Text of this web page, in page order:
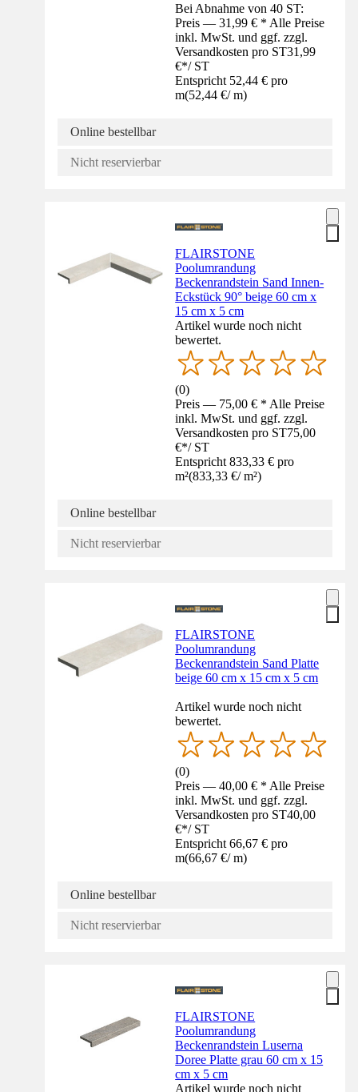
Bei Abnahme von 40 ST:
Preis — 31,99 € * Alle Preise
inkl. MwSt. und ggf. zzgl.
Versandkosten pro ST31,99
€*/ ST
Entspricht 52,44 € pro
m(52,44 €/ m)
Online bestellbar
Nicht reservierbar
FLAIRSTONE
Poolumrandung
Beckenrandstein Sand Innen-
Eckstück 90° beige 60 cm x
15 cm x 5 cm
Artikel wurde noch nicht
bewertet.
(0)
Preis — 75,00 € * Alle Preise
inkl. MwSt. und ggf. zzgl.
Versandkosten pro ST75,00
€*/ ST
Entspricht 833,33 € pro
m²(833,33 €/ m²)
Online bestellbar
Nicht reservierbar
FLAIRSTONE
Poolumrandung
Beckenrandstein Sand Platte
beige 60 cm x 15 cm x 5 cm
Artikel wurde noch nicht
bewertet.
(0)
Preis — 40,00 € * Alle Preise
inkl. MwSt. und ggf. zzgl.
Versandkosten pro ST40,00
€*/ ST
Entspricht 66,67 € pro
m(66,67 €/ m)
Online bestellbar
Nicht reservierbar
FLAIRSTONE
Poolumrandung
Beckenrandstein Luserna
Doree Platte grau 60 cm x 15
cm x 5 cm
Artikel wurde noch nicht